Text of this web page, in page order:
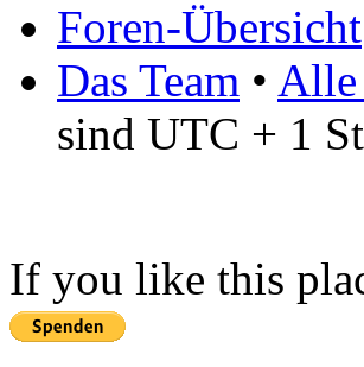
Foren-Übersicht
Das Team • Alle
sind UTC + 1
If you like this